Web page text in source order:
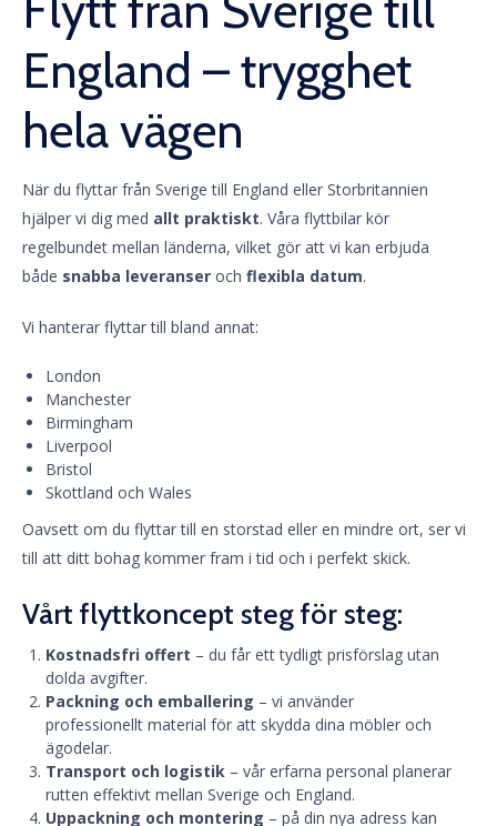
England – trygghet
hela vägen
När du flyttar från Sverige till England eller Storbritannien
hjälper vi dig med allt praktiskt. Våra flyttbilar kör
regelbundet mellan länderna, vilket gör att vi kan erbjuda
både snabba leveranser och flexibla datum.
Vi hanterar flyttar till bland annat:
London
Manchester
Birmingham
Liverpool
Bristol
Skottland och Wales
Oavsett om du flyttar till en storstad eller en mindre ort, ser vi
till att ditt bohag kommer fram i tid och i perfekt skick.
Vårt flyttkoncept steg för steg:
Kostnadsfri offert – du får ett tydligt prisförslag utan
dolda avgifter.
Packning och emballering – vi använder
professionellt material för att skydda dina möbler och
ägodelar.
Transport och logistik – vår erfarna personal planerar
rutten effektivt mellan Sverige och England.
Uppackning och montering – på din nya adress kan